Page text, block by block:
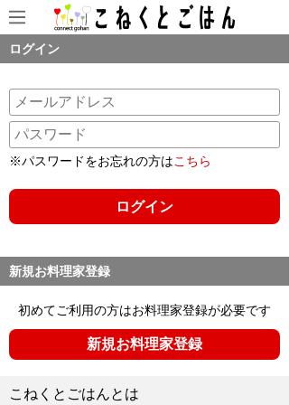
ログイン
※パスワードをお忘れの方はこちら
新規お料理家登録
初めてご利用の方はお料理家登録が必要です
新規お料理家登録
こねくとごはんとは